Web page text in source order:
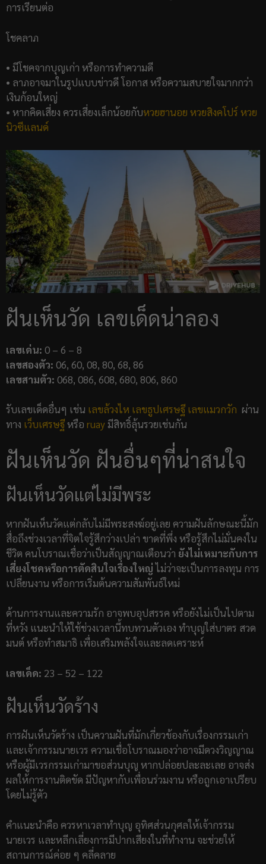
การเรียนต่อ
โชคลาภ
• มีโชคจากบุญเก่า หรือการทำความดี
• ลาภอาจมาในรูปแบบข่าวดี โอกาส หรือความสบายใจมากกว่า
เงินก้อนใหญ่
• หากคิดเสี่ยง ควรเสี่ยงเล็กน้อยกับหวยฮานอย หวยสิงคโปร์ หวย
นิวซีแลนด์
ฝันเห็นวัด เลขเด็ดน่าลอง
เลขเด่น: 0 – 6 – 8
เลขสองตัว: 06, 60, 08, 80, 68, 86
เลขสามตัว: 068, 086, 608, 680, 806, 860
รับเลขเด็ดอื่นๆ เช่น เลขล้วงไห เลขธูปเศรษฐี เลขแมวกวัก ผ่าน
ทาง เว็บเศรษฐี หรือ ruay มีสิทธิ์ลุ้นรวยเช่นกัน
ฝันเห็นวัด ฝันอื่นๆที่น่าสนใจ
ฝันเห็นวัดแต่ไม่มีพระ
หากฝันเห็นวัดแต่กลับไม่มีพระสงฆ์อยู่เลย ความฝันลักษณะนี้มัก
สื่อถึงช่วงเวลาที่จิตใจรู้สึกว่างเปล่า ขาดที่พึ่ง หรือรู้สึกไม่มั่นคงใน
ชีวิต คนโบราณเชื่อว่าเป็นสัญญาณเตือนว่า ยังไม่เหมาะกับการ
เสี่ยงโชคหรือการตัดสินใจเรื่องใหญ่ไม่ว่าจะเป็นการลงทุน การ
เปลี่ยนงาน หรือการเริ่มต้นความสัมพันธ์ใหม่
ด้านการงานและความรัก อาจพบอุปสรรค หรือยังไม่เป็นไปตาม
ที่หวัง แนะนำให้ใช้ช่วงเวลานี้ทบทวนตัวเอง ทำบุญใส่บาตร สวด
มนต์ หรือทำสมาธิ เพื่อเสริมพลังใจและลดเคราะห์
เลขเด็ด: 23 – 52 – 122
ฝันเห็นวัดร้าง
การฝันเห็นวัดร้าง เป็นความฝันที่มักเกี่ยวข้องกับเรื่องกรรมเก่า
และเจ้ากรรมนายเวร ความเชื่อโบราณมองว่าอาจมีดวงวิญญาณ
หรือผู้มีเวรกรรมเก่ามาขอส่วนบุญ หากปล่อยปละละเลย อาจส่ง
ผลให้การงานติดขัด มีปัญหากับเพื่อนร่วมงาน หรือถูกเอาเปรียบ
โดยไม่รู้ตัว
คำแนะนำคือ ควรหาเวลาทำบุญ อุทิศส่วนกุศลให้เจ้ากรรม
นายเวร และหลีกเลี่ยงการมีปากเสียงในที่ทำงาน จะช่วยให้
สถานการณ์ค่อย ๆ คลี่คลาย